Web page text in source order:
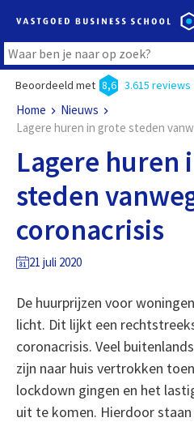
Beoordeeld met 8,6 3.615 reviews
Home
Nieuws
Lagere huren in grote steden
Lagere huren
steden
coronacrisis
21 juli 2020
De huurprijzen voor
licht. Dit lijkt een
coronacrisis. Veel
zijn naar huis vertrokken
lockdown gingen en het
uit te komen. Hierdoor staan